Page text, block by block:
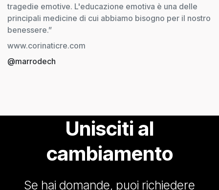
tragedie emotive. L'educazione emotiva è una delle
principali medicine di cui abbiamo bisogno per il nostro
benessere.”
www.corinaticre.com
@marrodech
Unisciti al
cambiamento
Se hai domande, puoi richiedere